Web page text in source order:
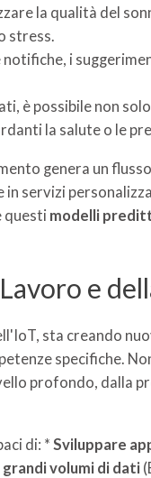
la qualità del
stress.
i
è possibile non
la salute o le
genera un
servizi
questi modelli
e
sta creando
specifiche.
profondo, dalla
di: * Sviluppare
volumi di dati